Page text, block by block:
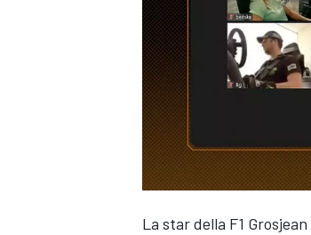
La star della F1